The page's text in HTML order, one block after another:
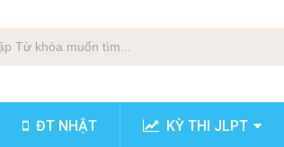
ĐT NHẬT KỲ THI JLPT